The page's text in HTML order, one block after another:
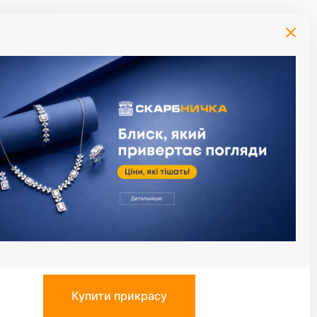
момент за умови сплати процентів за
день). Максимальный термін
користування кредитом. Приклад
при сумі кредиту 1000 грн., плата за
буде заплатити суму у розмірі
що надають ломбардні послуги з
Застосунок Скарбниця